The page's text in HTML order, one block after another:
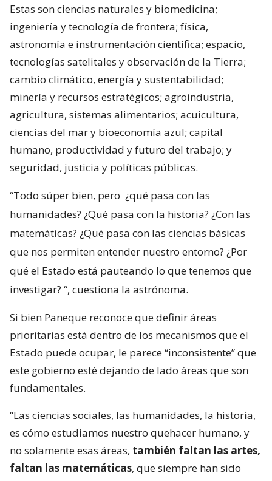
Estas son ciencias naturales y biomedicina;
ingeniería y tecnología de frontera; física,
astronomía e instrumentación científica; espacio,
tecnologías satelitales y observación de la Tierra;
cambio climático, energía y sustentabilidad;
minería y recursos estratégicos; agroindustria,
agricultura, sistemas alimentarios; acuicultura,
ciencias del mar y bioeconomía azul; capital
humano, productividad y futuro del trabajo; y
seguridad, justicia y políticas públicas.
“Todo súper bien, pero ¿qué pasa con las
humanidades? ¿Qué pasa con la historia? ¿Con las
matemáticas? ¿Qué pasa con las ciencias básicas
que nos permiten entender nuestro entorno? ¿Por
qué el Estado está pauteando lo que tenemos que
investigar? “, cuestiona la astrónoma.
Si bien Paneque reconoce que definir áreas
prioritarias está dentro de los mecanismos que el
Estado puede ocupar, le parece “inconsistente” que
este gobierno esté dejando de lado áreas que son
fundamentales.
“Las ciencias sociales, las humanidades, la historia,
es cómo estudiamos nuestro quehacer humano, y
no solamente esas áreas, también faltan las artes,
faltan las matemáticas, que siempre han sido